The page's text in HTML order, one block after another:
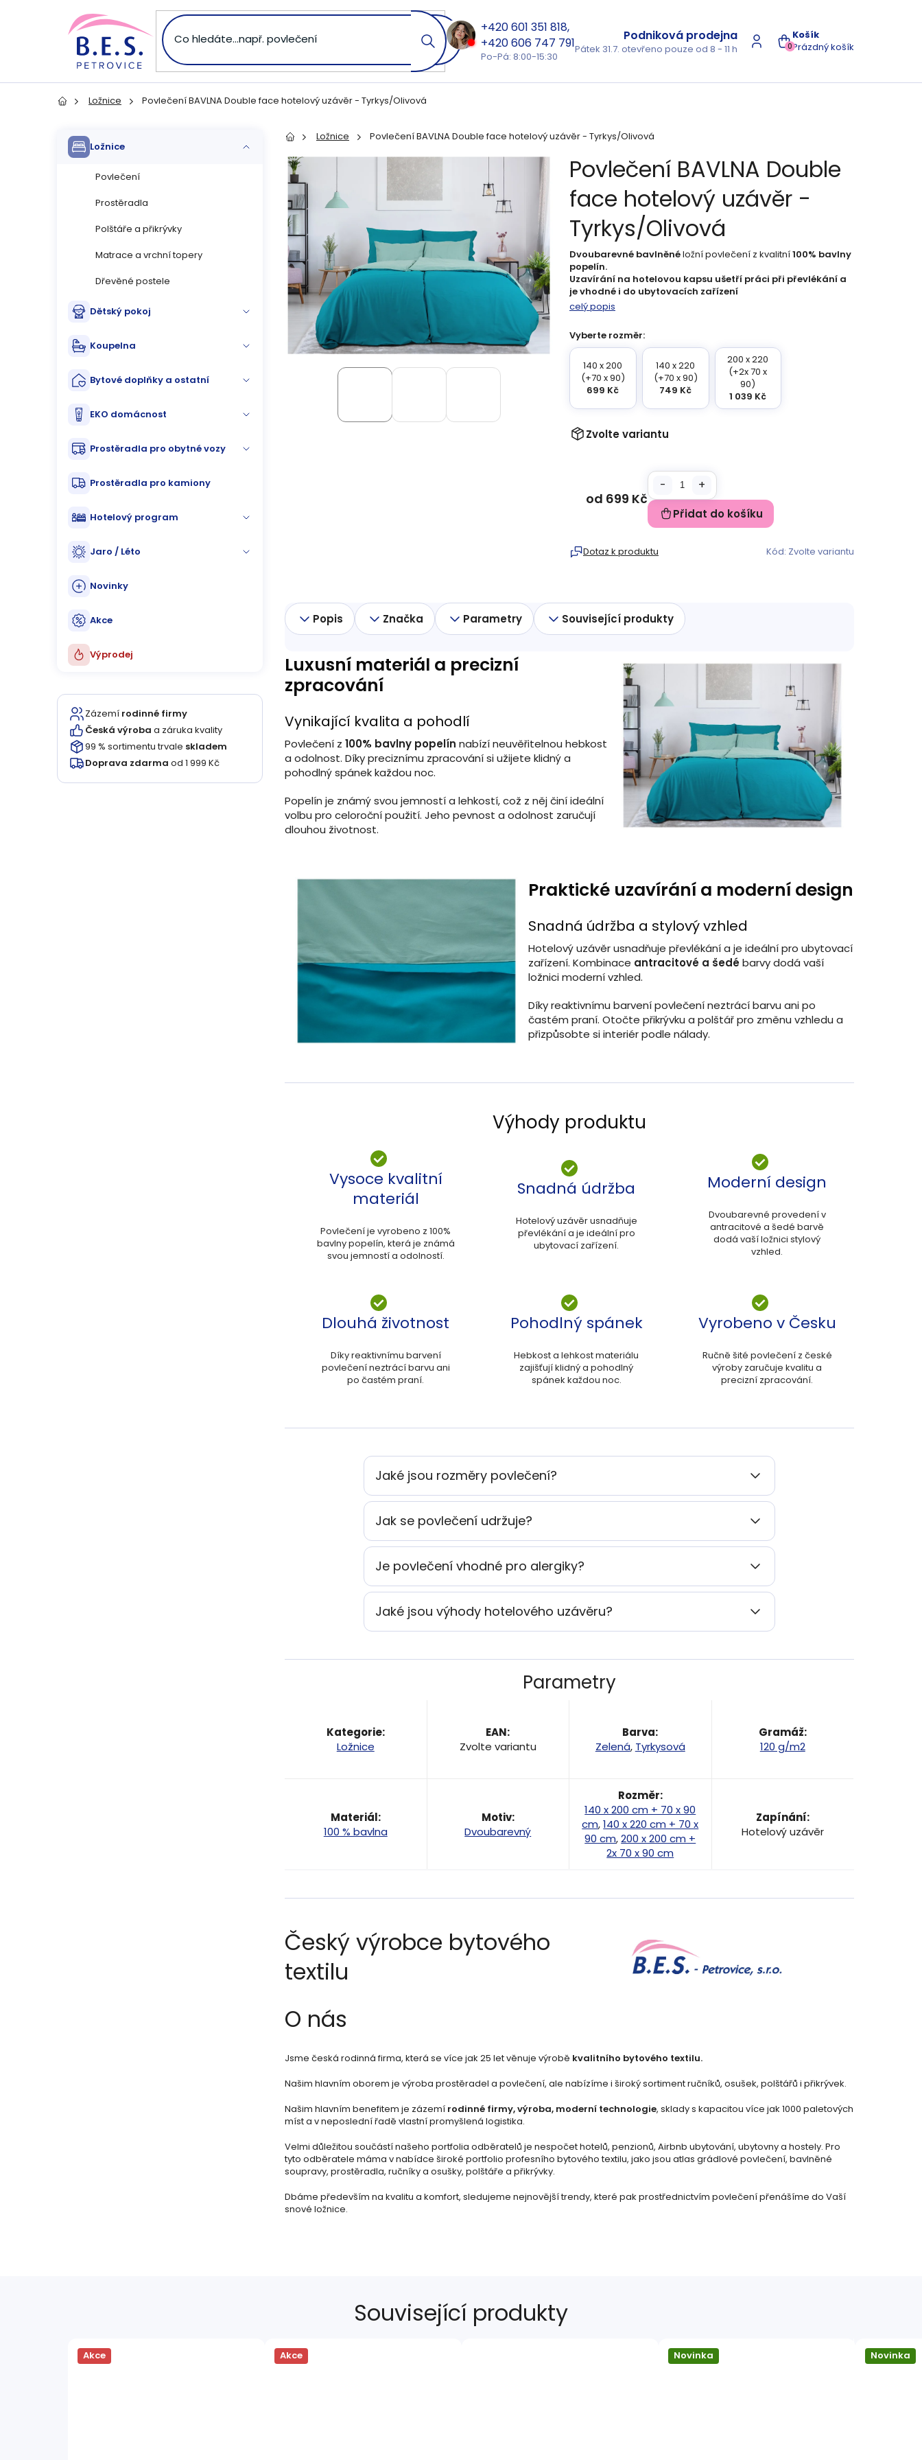
NÁKUPNÍ
Prázdný košík
0
601 351 818
606 747 791
Po-Pá: 8:00-15:30
Podniková prodejna
Pátek 31.7. otevřeno pouze od 8 - 11 h
Domů Ložnice Povlečení BAVLNA Double face hotelový uzávěr - Tyrkys/Olivová
P
Přeskočit
kategorieLožnice
Povlečení
Prostěradla
Polštáře a přikrývky
Matrace a vrchní topery
Dřevěné postele
Dětský pokoj
Koupelna
Bytové doplňky a ostatní
EKO domácnost
Prostěradla pro obytné vozy
Prostěradla pro kamiony
Hotelový program
Jaro / Léto
Novinky
Akce
Výprodej
Zázemí rodinné firmy
Česká výroba a záruka kvality
99 % sortimentu trvale skladem
Doprava zdarma od 1 999 Kč
Domů Ložnice Povlečení BAVLNA Double face hotelový uzávěr - Tyrkys/Olivová
Zvolte variantu
Vyberte rozměr:
140 x 200
(+70 x 90)
699 Kč
140 x 220
(+70 x 90)
749 Kč
200 x 220
(+2x 70 x
90)
1 039 Kč
Dvoubarevné bavlněnéložní povlečení z kvalitní100% bavlny
popelín.
Uzavírání na hotelovou kapsu ušetří práci při převlékání a
je vhodné i do ubytovacích zařízení
celý popis
Dotaz k produktu Kód: Zvolte variantu
Povlečení BAVLNA Double
face hotelový uzávěr -
Tyrkys/Olivová
od 699 Kč
Přidat do košíku
Popis Značka Parametry Související produkty
Luxusní materiál a precizní
zpracování
Vynikající kvalita a pohodlí
Povlečení z 100% bavlny popelín nabízí neuvěřitelnou hebkost
a odolnost. Díky preciznímu zpracování si užijete klidný a
pohodlný spánek každou noc.
Popelín je známý svou jemností a lehkostí, což z něj činí ideální
volbu pro celoroční použití. Jeho pevnost a odolnost zaručují
dlouhou životnost.
Praktické uzavírání a moderní design
Snadná údržba a stylový vzhled
Hotelový uzávěr usnadňuje převlékání a je ideální pro ubytovací
zařízení. Kombinace antracitové a šedébarvy dodá vaší
ložnici moderní vzhled.
Díky reaktivnímu barvení povlečení neztrácí barvu ani po
častém praní. Otočte přikrývku a polštář pro změnu vzhledu a
přizpůsobte si interiér podle nálady.
Výhody produktu
Vysoce kvalitní
materiál
Povlečení je vyrobeno z 100%
bavlny popelín, která je známá
svou jemností a odolností.
Snadná údržba
Hotelový uzávěr usnadňuje
převlékání a je ideální pro
ubytovací zařízení.
Moderní design
Dvoubarevné provedení v
antracitové a šedé barvě
dodá vaší ložnici stylový
vzhled.
Dlouhá životnost
Díky reaktivnímu barvení
povlečení neztrácí barvu ani
po častém praní.
Pohodlný spánek
Hebkost a lehkost materiálu
zajišťují klidný a pohodlný
spánek každou noc.
Vyrobeno v Česku
Ručně šité povlečení z české
výroby zaručuje kvalitu a
precizní zpracování.
Jaké jsou rozměry povlečení?
Jak se povlečení udržuje?
Je povlečení vhodné pro alergiky?
Jaké jsou výhody hotelového uzávěru?
Parametry
Kategorie:
Ložnice
EAN:
Zvolte variantu
Barva:
Zelená, Tyrkysová
Gramáž:
120 g/m2
Materiál:
100 % bavlna
Motiv:
Dvoubarevný
Rozměr:
140 x 200 cm + 70 x 90
cm,140 x 220 cm + 70 x
90 cm,200 x 200 cm +
2x 70 x 90 cm
Zapínání:
Hotelový uzávěr
Český výrobce bytového
textilu
O nás
Jsme česká rodinná firma, která se více jak 25 let věnuje výrobě kvalitního bytového textilu.
Našim hlavním oborem je výroba prostěradel a povlečení, ale nabízíme i široký sortiment ručníků, osušek, polštářů i přikrývek.
Našim hlavním benefitem je zázemí rodinné firmy, výroba, moderní technologie, sklady s kapacitou více jak 1000 paletových
míst a v neposlední řadě vlastní promyšlená logistika.
Velmi důležitou součástí našeho portfolia odběratelů je nespočet hotelů, penzionů, Airbnb ubytování, ubytovny a hostely. Pro
tyto odběratele máma v nabídce široké portfolio profesního bytového textilu, jako jsou atlas grádlové povlečení, bavlněné
soupravy, prostěradla, ručníky a osušky, polštáře a přikrývky.
Dbáme především na kvalitu a komfort, sledujeme nejnovější trendy, které pak prostřednictvím povlečení přenášíme do Vaší
snové ložnice.
Související produkty
Akce Akce Novinka Novinka